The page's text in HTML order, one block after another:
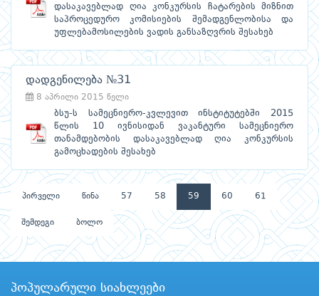
დასაკავებლად ღია კონკურსის ჩატარების მიზნით
საპროცედურო კომისიების შემადგენლობისა და
უფლებამოსილების ვადის განსაზღვრის შესახებ
დადგენილება №31
8 აპრილი 2015 წელი
ბსუ-ს სამეცნიერო-კვლევით ინსტიტუტებში 2015
წლის 10 ივნისიდან ვაკანტური სამეცნიერო
თანამდებობის დასაკავებლად ღია კონკურსის
გამოცხადების შესახებ
პირველი წინა 57 58 59 60 61
შემდეგი ბოლო
პოპულარული სიახლეები